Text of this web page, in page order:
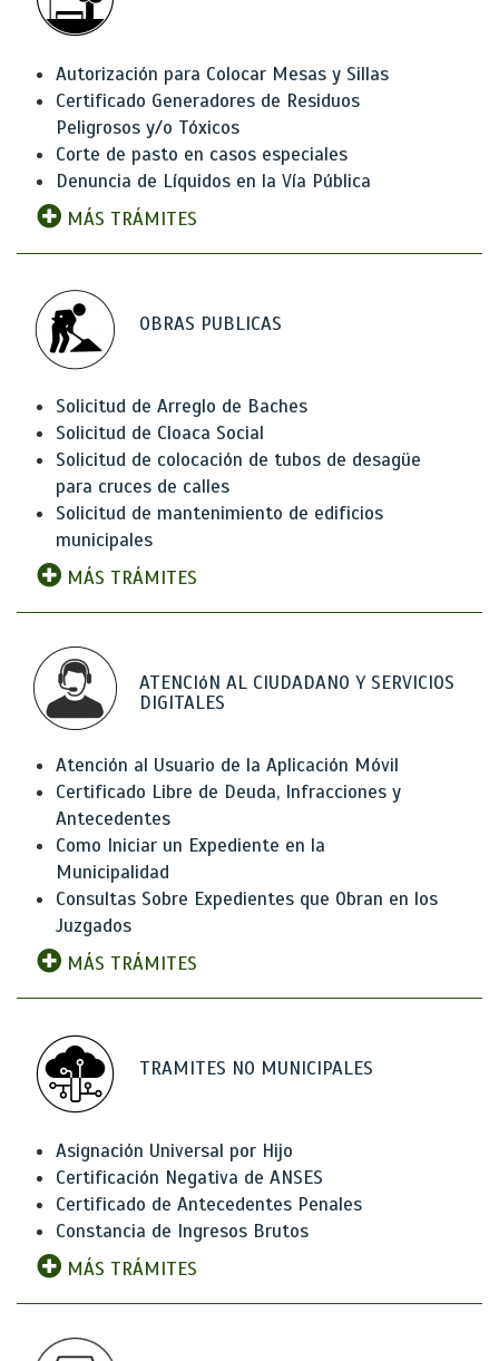
Autorización para Colocar Mesas y Sillas
Certificado Generadores de Residuos
Peligrosos y/o Tóxicos
Corte de pasto en casos especiales
Denuncia de Líquidos en la Vía Pública
MÁS TRÁMITES
OBRAS PUBLICAS
Solicitud de Arreglo de Baches
Solicitud de Cloaca Social
Solicitud de colocación de tubos de desagüe
para cruces de calles
Solicitud de mantenimiento de edificios
municipales
MÁS TRÁMITES
ATENCIóN AL CIUDADANO Y SERVICIOS
DIGITALES
Atención al Usuario de la Aplicación Móvil
Certificado Libre de Deuda, Infracciones y
Antecedentes
Como Iniciar un Expediente en la
Municipalidad
Consultas Sobre Expedientes que Obran en los
Juzgados
MÁS TRÁMITES
TRAMITES NO MUNICIPALES
Asignación Universal por Hijo
Certificación Negativa de ANSES
Certificado de Antecedentes Penales
Constancia de Ingresos Brutos
MÁS TRÁMITES